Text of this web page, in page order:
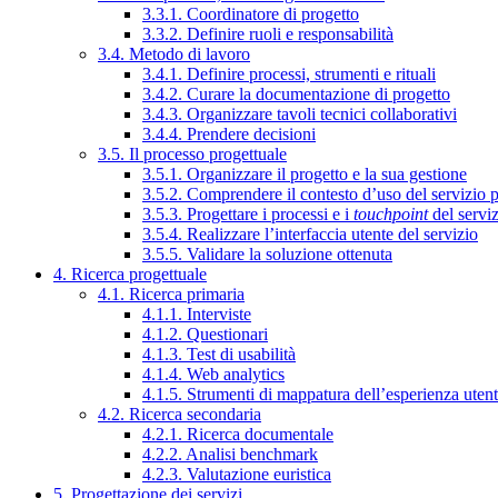
3.3.1. Coordinatore di progetto
3.3.2. Definire ruoli e responsabilità
3.4. Metodo di lavoro
3.4.1. Definire processi, strumenti e rituali
3.4.2. Curare la documentazione di progetto
3.4.3. Organizzare tavoli tecnici collaborativi
3.4.4. Prendere decisioni
3.5. Il processo progettuale
3.5.1. Organizzare il progetto e la sua gestione
3.5.2. Comprendere il contesto d’uso del servizio
3.5.3. Progettare i processi e i touchpointdel
3.5.4. Realizzare l’interfaccia utente del servizio
3.5.5. Validare la soluzione ottenuta
4. Ricerca progettuale
4.1. Ricerca primaria
4.1.1. Interviste
4.1.2. Questionari
4.1.3. Test di usabilità
4.1.4. Web analytics
4.1.5. Strumenti di mappatura dell’esperienza
4.2. Ricerca secondaria
4.2.1. Ricerca documentale
4.2.2. Analisi benchmark
4.2.3. Valutazione euristica
5. Progettazione dei servizi